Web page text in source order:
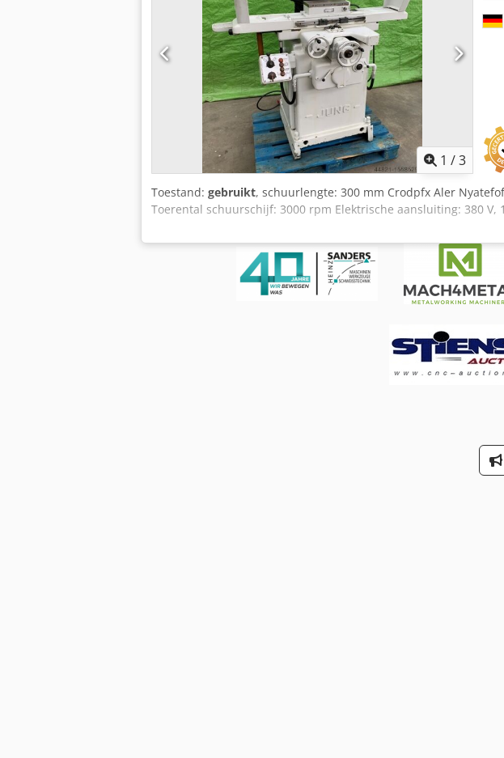
1 /3
Toestand: gebruikt, schuurlengte: 300 mm Crodpfx Aler
Toerental schuurschijf: 3000 rpm Elektrische aansluiting: 380 V,